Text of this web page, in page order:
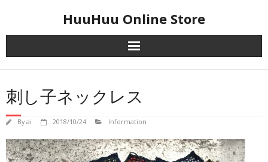
HuuHuu Online Store
刺し子ネックレス
Byai 2018/10/24 Information